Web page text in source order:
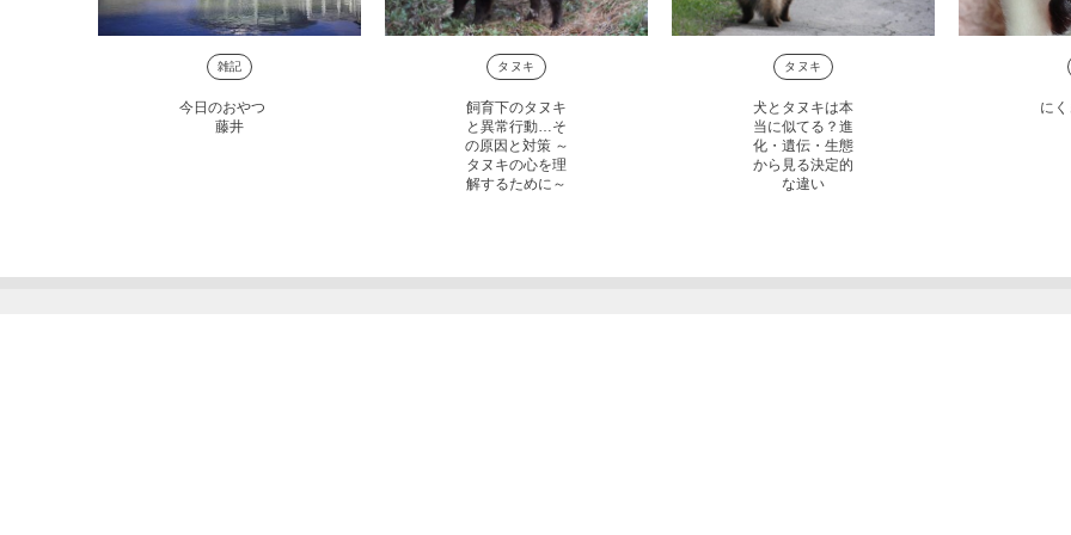
雑記
今日のおやつ
藤井
タヌキ
飼育下のタヌキ
と異常行動…そ
の原因と対策 ～
タヌキの心を理
解するために～
タヌキ
犬とタヌキは本
当に似てる？進
化・遺伝・生態
から見る決定的
な違い
に